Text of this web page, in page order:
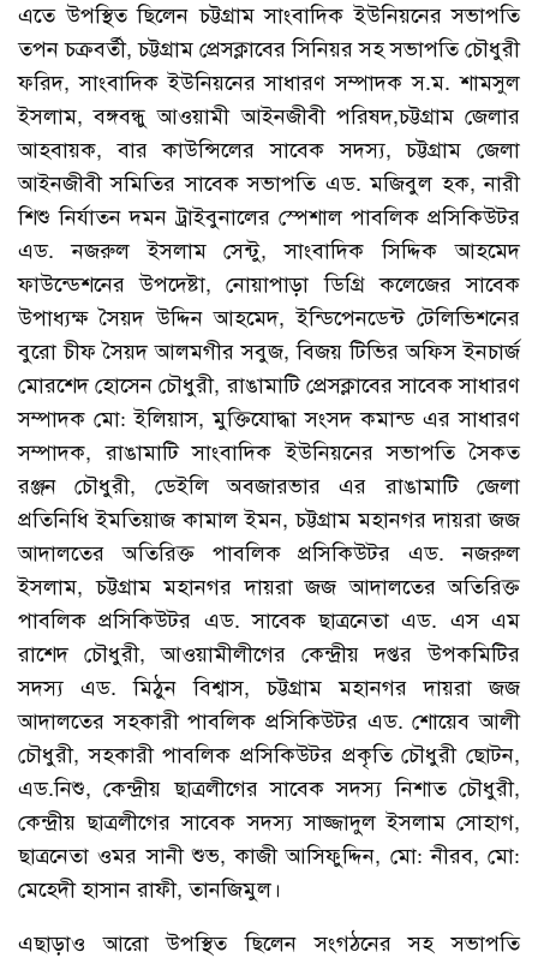
এতে উপস্থিত ছিলেন চট্টগ্রাম সাংবাদিক ইউনিয়নের সভাপতি
তপন চক্রবর্তী, চট্টগ্রাম প্রেসক্লাবের সিনিয়র সহ সভাপতি চৌধুরী
ফরিদ, সাংবাদিক ইউনিয়নের সাধারণ সম্পাদক স.ম. শামসুল
ইসলাম, বঙ্গবন্ধু আওয়ামী আইনজীবী পরিষদ,চট্টগ্রাম জেলার
আহবায়ক, বার কাউন্সিলের সাবেক সদস্য, চট্টগ্রাম জেলা
আইনজীবী সমিতির সাবেক সভাপতি এড. মজিবুল হক, নারী
শিশু নির্যাতন দমন ট্রাইবুনালের স্পেশাল পাবলিক প্রসিকিউটর
এড. নজরুল ইসলাম সেন্টু, সাংবাদিক সিদ্দিক আহমেদ
ফাউন্ডেশনের উপদেষ্টা, নোয়াপাড়া ডিগ্রি কলেজের সাবেক
উপাধ্যক্ষ সৈয়দ উদ্দিন আহমেদ, ইন্ডিপেনডেন্ট টেলিভিশনের
বুরো চীফ সৈয়দ আলমগীর সবুজ, বিজয় টিভির অফিস ইনচার্জ
মোরশেদ হোসেন চৌধুরী, রাঙামাটি প্রেসক্লাবের সাবেক সাধারণ
সম্পাদক মো: ইলিয়াস, মুক্তিযোদ্ধা সংসদ কমান্ড এর সাধারণ
সম্পাদক, রাঙামাটি সাংবাদিক ইউনিয়নের সভাপতি সৈকত
রঞ্জন চৌধুরী, ডেইলি অবজারভার এর রাঙামাটি জেলা
প্রতিনিধি ইমতিয়াজ কামাল ইমন, চট্টগ্রাম মহানগর দায়রা জজ
আদালতের অতিরিক্ত পাবলিক প্রসিকিউটর এড. নজরুল
ইসলাম, চট্টগ্রাম মহানগর দায়রা জজ আদালতের অতিরিক্ত
পাবলিক প্রসিকিউটর এড. সাবেক ছাত্রনেতা এড. এস এম
রাশেদ চৌধুরী, আওয়ামীলীগের কেন্দ্রীয় দপ্তর উপকমিটির
সদস্য এড. মিঠুন বিশ্বাস, চট্টগ্রাম মহানগর দায়রা জজ
আদালতের সহকারী পাবলিক প্রসিকিউটর এড. শোয়েব আলী
চৌধুরী, সহকারী পাবলিক প্রসিকিউটর প্রকৃতি চৌধুরী ছোটন,
এড.নিশু, কেন্দ্রীয় ছাত্রলীগের সাবেক সদস্য নিশাত চৌধুরী,
কেন্দ্রীয় ছাত্রলীগের সাবেক সদস্য সাজ্জাদুল ইসলাম সোহাগ,
ছাত্রনেতা ওমর সানী শুভ, কাজী আসিফুদ্দিন, মো: নীরব, মো:
মেহেদী হাসান রাফী, তানজিমুল।
এছাড়াও আরো উপস্থিত ছিলেন সংগঠনের সহ সভাপতি